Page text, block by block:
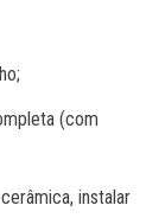
(com
instalar